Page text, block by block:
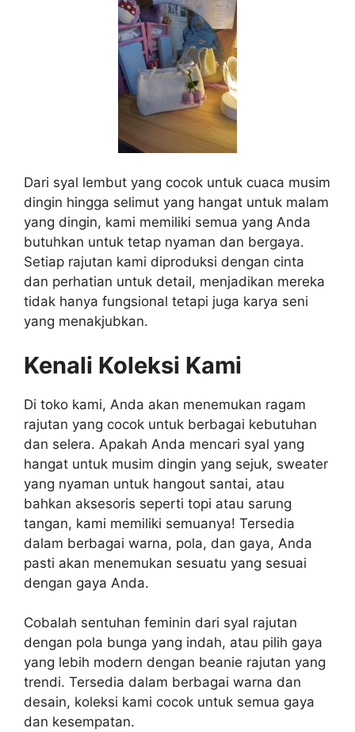
Dari syal lembut yang cocok untuk cuaca musim
dingin hingga selimut yang hangat untuk malam
yang dingin, kami memiliki semua yang Anda
butuhkan untuk tetap nyaman dan bergaya.
Setiap rajutan kami diproduksi dengan cinta
dan perhatian untuk detail, menjadikan mereka
tidak hanya fungsional tetapi juga karya seni
yang menakjubkan.
Kenali Koleksi Kami
Di toko kami, Anda akan menemukan ragam
rajutan yang cocok untuk berbagai kebutuhan
dan selera. Apakah Anda mencari syal yang
hangat untuk musim dingin yang sejuk, sweater
yang nyaman untuk hangout santai, atau
bahkan aksesoris seperti topi atau sarung
tangan, kami memiliki semuanya! Tersedia
dalam berbagai warna, pola, dan gaya, Anda
pasti akan menemukan sesuatu yang sesuai
dengan gaya Anda.
Cobalah sentuhan feminin dari syal rajutan
dengan pola bunga yang indah, atau pilih gaya
yang lebih modern dengan beanie rajutan yang
trendi. Tersedia dalam berbagai warna dan
desain, koleksi kami cocok untuk semua gaya
dan kesempatan.